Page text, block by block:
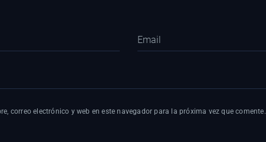
correo electrónico y web en este navegador para la próxima vez que comente.